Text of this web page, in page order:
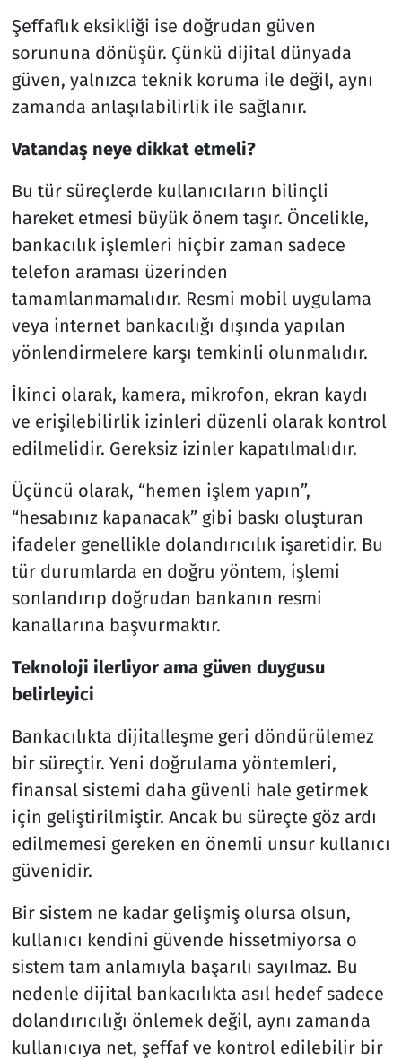
Şeffaflık eksikliği ise doğrudan güven
sorununa dönüşür. Çünkü dijital dünyada
güven, yalnızca teknik koruma ile değil, aynı
zamanda anlaşılabilirlik ile sağlanır.
Vatandaş neye dikkat etmeli?
Bu tür süreçlerde kullanıcıların bilinçli
hareket etmesi büyük önem taşır. Öncelikle,
bankacılık işlemleri hiçbir zaman sadece
telefon araması üzerinden
tamamlanmamalıdır. Resmi mobil uygulama
veya internet bankacılığı dışında yapılan
yönlendirmelere karşı temkinli olunmalıdır.
İkinci olarak, kamera, mikrofon, ekran kaydı
ve erişilebilirlik izinleri düzenli olarak kontrol
edilmelidir. Gereksiz izinler kapatılmalıdır.
Üçüncü olarak, “hemen işlem yapın”,
“hesabınız kapanacak” gibi baskı oluşturan
ifadeler genellikle dolandırıcılık işaretidir. Bu
tür durumlarda en doğru yöntem, işlemi
sonlandırıp doğrudan bankanın resmi
kanallarına başvurmaktır.
Teknoloji ilerliyor ama güven duygusu
belirleyici
Bankacılıkta dijitalleşme geri döndürülemez
bir süreçtir. Yeni doğrulama yöntemleri,
finansal sistemi daha güvenli hale getirmek
için geliştirilmiştir. Ancak bu süreçte göz ardı
edilmemesi gereken en önemli unsur kullanıcı
güvenidir.
Bir sistem ne kadar gelişmiş olursa olsun,
kullanıcı kendini güvende hissetmiyorsa o
sistem tam anlamıyla başarılı sayılmaz. Bu
nedenle dijital bankacılıkta asıl hedef sadece
dolandırıcılığı önlemek değil, aynı zamanda
kullanıcıya net, şeffaf ve kontrol edilebilir bir